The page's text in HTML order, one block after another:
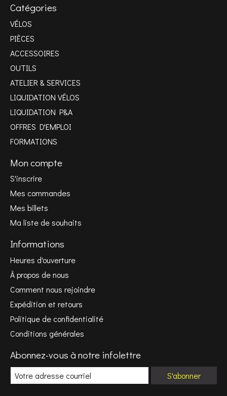
Catégories
VÉLOS
PIÈCES
ACCESSOIRES
OUTILS
ATELIER & SERVICES
LIQUIDATION VÉLOS
LIQUIDATION P&A
OFFRES D'EMPLOI
FORMATIONS
Mon compte
S'inscrire
Mes commandes
Mes billets
Ma liste de souhaits
Informations
Heures d'ouverture
À propos de nous
Comment nous rejoindre
Expédition et retours
Politique de confidentialité
Conditions générales
Abonnez-vous à notre infolettre
S'abonner